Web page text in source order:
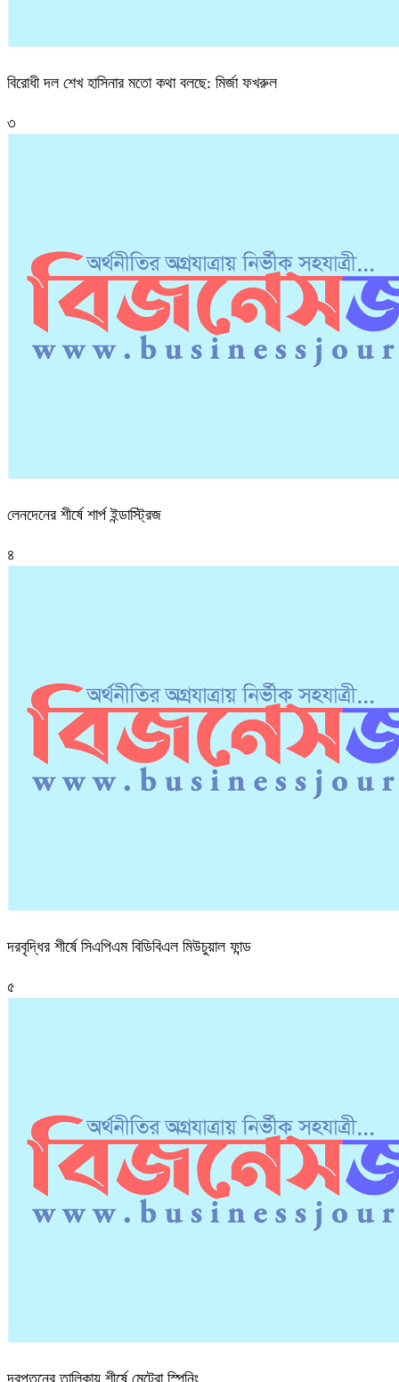
বিরোধী দল শেখ হাসিনার মতো কথা বলছে: মির্জা ফখরুল
৩
লেনদেনের শীর্ষে শার্প ইন্ডাস্ট্রিজ
৪
দরবৃদ্ধির শীর্ষে সিএপিএম বিডিবিএল মিউচুয়াল ফান্ড
৫
দরপতনের তালিকায় শীর্ষে মেট্রো স্পিনিং